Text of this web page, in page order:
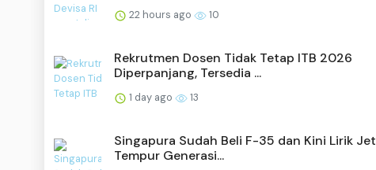
22 hours ago 10
Rekrutmen Dosen Tidak Tetap ITB 2026
Diperpanjang, Tersedia ...
1 day ago 13
Singapura Sudah Beli F-35 dan Kini Lirik Jet
Tempur Generasi...